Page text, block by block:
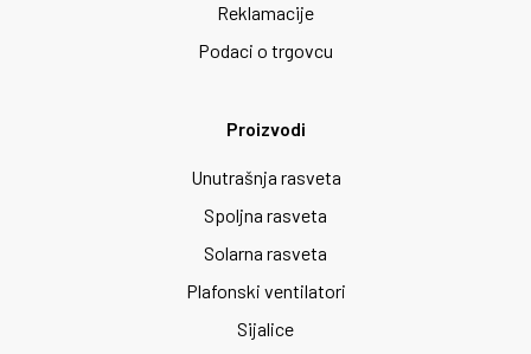
Reklamacije
Podaci o trgovcu
Proizvodi
Unutrašnja rasveta
Spoljna rasveta
Solarna rasveta
Plafonski ventilatori
Sijalice